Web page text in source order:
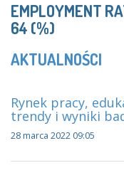
EMPLOYMENT
64 (%)
AKTUALNOŚCI
Rynek pracy,
trendy i wyniki
28 marca 2022 09:05